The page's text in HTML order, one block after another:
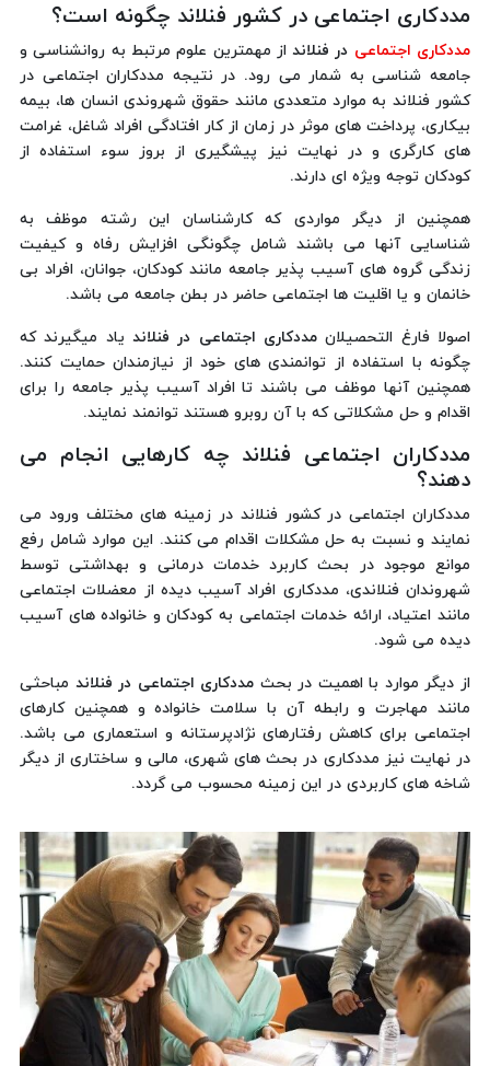
مددکاری اجتماعی در کشور فنلاند چگونه است؟
مددکاری اجتماعی در فنلانداز مهمترین علوم مرتبط به روانشناسی و
جامعه شناسی به شمار می رود. در نتیجه مددکاران اجتماعی در
کشور فنلاند به موارد متعددی مانند حقوق شهروندی انسان ها، بیمه
بیکاری، پرداخت های موثر در زمان از کار افتادگی افراد شاغل، غرامت
های کارگری و در نهایت نیز پیشگیری از بروز سوء استفاده از
کودکان توجه ویژه ای دارند.
همچنین از دیگر مواردی که کارشناسان این رشته موظف به
شناسایی آنها می باشند شامل چگونگی افزایش رفاه و کیفیت
زندگی گروه های آسیب پذیر جامعه مانند کودکان، جوانان، افراد بی
خانمان و یا اقلیت ها اجتماعی حاضر در بطن جامعه می باشد.
اصولا فارغ التحصیلان مددکاری اجتماعی در فنلاند یاد میگیرند که
چگونه با استفاده از توانمندی های خود از نیازمندان حمایت کنند.
همچنین آنها موظف می باشند تا افراد آسیب پذیر جامعه را برای
اقدام و حل مشکلاتی که با آن روبرو هستند توانمند نمایند.
مددکاران اجتماعی فنلاند چه کارهایی انجام می
دهند؟
مددکاران اجتماعی در کشور فنلاند در زمینه های مختلف ورود می
نمایند و نسبت به حل مشکلات اقدام می کنند. این موارد شامل رفع
موانع موجود در بحث کاربرد خدمات درمانی و بهداشتی توسط
شهروندان فنلاندی، مددکاری افراد آسیب دیده از معضلات اجتماعی
مانند اعتیاد، ارائه خدمات اجتماعی به کودکان و خانواده های آسیب
دیده می شود.
از دیگر موارد با اهمیت در بحث مددکاری اجتماعی در فنلاند مباحثی
مانند مهاجرت و رابطه آن با سلامت خانواده و همچنین کارهای
اجتماعی برای کاهش رفتارهای نژادپرستانه و استعماری می باشد.
در نهایت نیز مددکاری در بحث های شهری، مالی و ساختاری از دیگر
شاخه های کاربردی در این زمینه محسوب می گردد.